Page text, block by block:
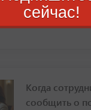
Когда
сообщить о
сейчас!